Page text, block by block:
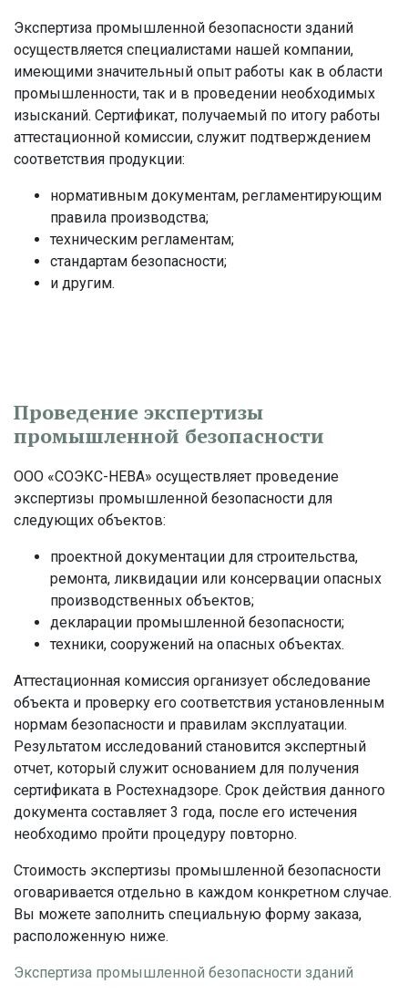
Экспертиза промышленной безопасности зданий
осуществляется специалистами нашей компании,
имеющими значительный опыт работы как в области
промышленности, так и в проведении необходимых
изысканий. Сертификат, получаемый по итогу работы
аттестационной комиссии, служит подтверждением
соответствия продукции:
нормативным документам, регламентирующим
правила производства;
техническим регламентам;
стандартам безопасности;
и другим.
Проведение экспертизы
промышленной безопасности
ООО «СОЭКС-НЕВА» осуществляет проведение
экспертизы промышленной безопасности для
следующих объектов:
проектной документации для строительства,
ремонта, ликвидации или консервации опасных
производственных объектов;
декларации промышленной безопасности;
техники, сооружений на опасных объектах.
Аттестационная комиссия организует обследование
объекта и проверку его соответствия установленным
нормам безопасности и правилам эксплуатации.
Результатом исследований становится экспертный
отчет, который служит основанием для получения
сертификата в Ростехнадзоре. Срок действия данного
документа составляет 3 года, после его истечения
необходимо пройти процедуру повторно.
Стоимость экспертизы промышленной безопасности
оговаривается отдельно в каждом конкретном случае.
Вы можете заполнить специальную форму заказа,
расположенную ниже.
Экспертиза промышленной безопасности зданий